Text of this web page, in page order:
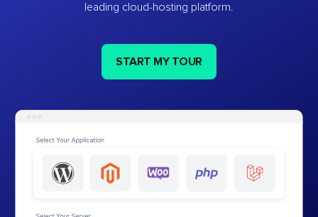
leading cloud-hosting platform.
START MY TOUR